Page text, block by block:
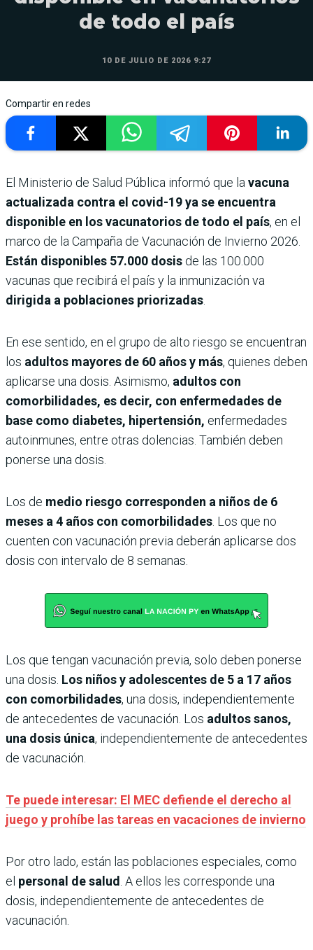
de todo el país
10 DE JULIO DE 2026 9:27
Compartir en redes
El Ministerio de Salud Pública informó que lavacuna
actualizada contra el covid-19 ya se encuentra
disponible en los vacunatorios de todo el país, en el
marco de la Campaña de Vacunación de Invierno 2026.
Están disponibles 57.000 dosis de las 100.000
vacunas que recibirá el país y la inmunización va
dirigida a poblaciones priorizadas.
En ese sentido, en el grupo de alto riesgo se encuentran
los adultos mayores de 60 años y más, quienes deben
aplicarse una dosis. Asimismo, adultos con
comorbilidades, es decir, con enfermedades de
base como diabetes, hipertensión, enfermedades
autoinmunes, entre otras dolencias. También deben
ponerse una dosis.
Los de medio riesgo corresponden a niños de 6
meses a 4 años con comorbilidades. Los que no
cuenten con vacunación previa deberán aplicarse dos
dosis con intervalo de 8 semanas.
Los que tengan vacunación previa, solo deben ponerse
una dosis. Los niños y adolescentes de 5 a 17 años
con comorbilidades, una dosis, independientemente
de antecedentes de vacunación. Los adultos sanos,
una dosis única, independientemente de antecedentes
de vacunación.
Te puede interesar: El MEC defiende el derecho al
juego y prohíbe las tareas en vacaciones de invierno
Por otro lado, están las poblaciones especiales, como
el personal de salud. A ellos les corresponde una
dosis, independientemente de antecedentes de
vacunación.